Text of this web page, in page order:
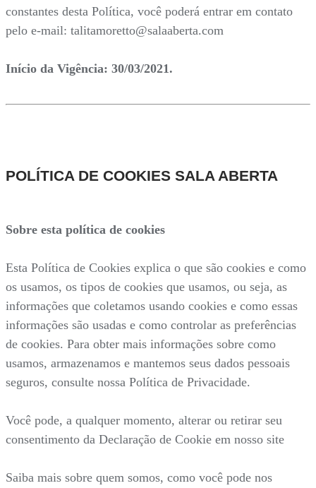
constantes desta Política, você poderá entrar em contato
pelo e-mail: talitamoretto@salaaberta.com
Início da Vigência: 30/03/2021.
POLÍTICA DE COOKIES SALA ABERTA
Sobre esta política de cookies
Esta Política de Cookies explica o que são cookies e como
os usamos, os tipos de cookies que usamos, ou seja, as
informações que coletamos usando cookies e como essas
informações são usadas e como controlar as preferências
de cookies. Para obter mais informações sobre como
usamos, armazenamos e mantemos seus dados pessoais
seguros, consulte nossa Política de Privacidade.
Você pode, a qualquer momento, alterar ou retirar seu
consentimento da Declaração de Cookie em nosso site
Saiba mais sobre quem somos, como você pode nos